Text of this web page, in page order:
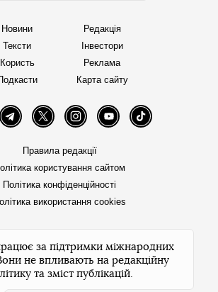
Новини
Тексти
Користь
Редакція
Інвестори
Реклама
Карта сайту
TelegramTwitter InstagramYouTube TikTok
Правила редакції
користування сайтом
Політика конфіденційності
використання cookies
за підтримки міжнародних
не впливають на редакційну
та зміст публікацій.